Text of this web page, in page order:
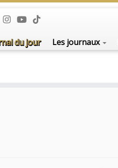
du jour Les journaux